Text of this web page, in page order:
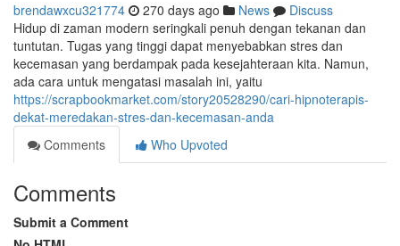
brendawxcu321774 270 days ago News
Discuss
Hidup di zaman modern seringkali penuh dengan tekanan dan
tuntutan. Tugas yang tinggi dapat menyebabkan stres dan
kecemasan yang berdampak pada kesejahteraan kita. Namun,
ada cara untuk mengatasi masalah ini, yaitu
https://scrapbookmarket.com/story20528290/cari-hipnoterapis-
dekat-meredakan-stres-dan-kecemasan-anda
Comments
Who Upvoted
Comments
Submit a Comment